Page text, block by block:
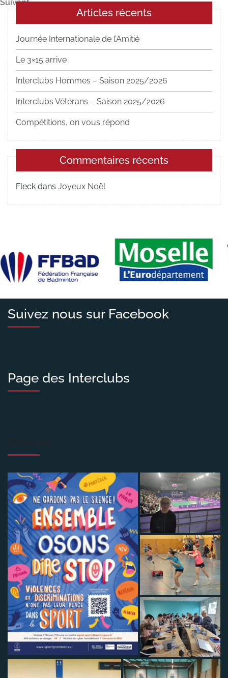
l’article
suivant
Suivant
Articles récents
Journée Internationale de l’Amitié
Le 3×15 arrive
Interclubs Hommes – Saison 2025/2026
Interclubs Vétérans – Saison 2025/2026
Compétitions, on vous répond
Commentaires récents
Fleck dans Joyeux Noël
Suivez nous sur Facebook
Page des Interclubs